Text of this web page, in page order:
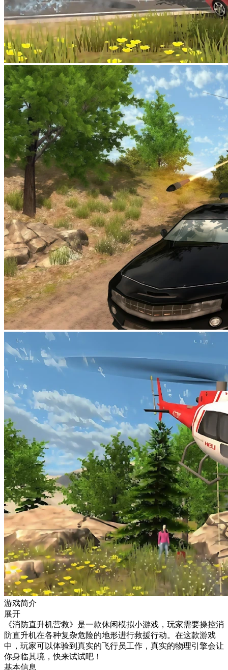
游戏简介
展开
《消防直升机营救》是一款休闲模拟小游戏，玩家需要操控消
防直升机在各种复杂危险的地形进行救援行动。在这款游戏
中，玩家可以体验到真实的飞行员工作，真实的物理引擎会让
你身临其境，快来试试吧！
基本信息